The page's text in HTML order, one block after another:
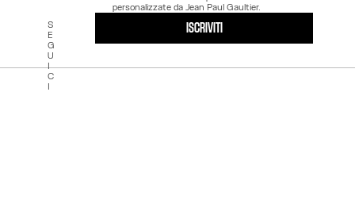
personalizzate da Jean Paul Gaultier.
ISCRIVITI
S
E
G
U
I
C
I